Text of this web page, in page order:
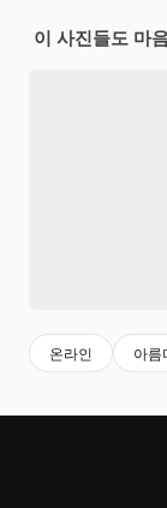
이 사진들도 마
온라인 아름